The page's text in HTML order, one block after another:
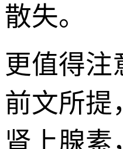
散失。
更值得注
前文所提
肾上腺